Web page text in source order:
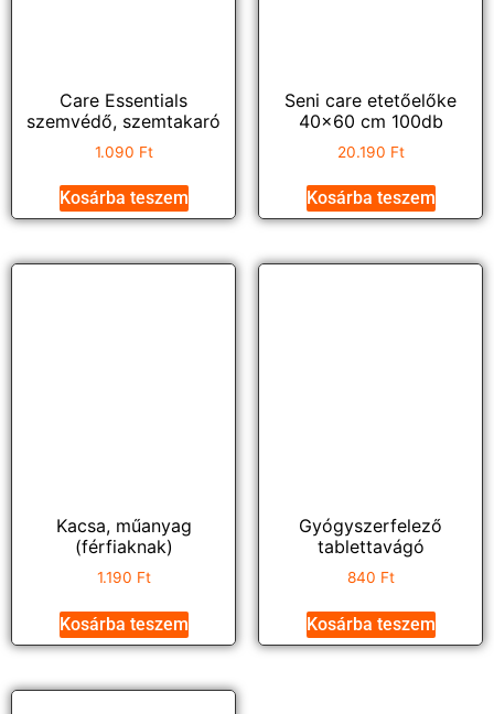
Care Essentials
szemvédő, szemtakaró
1.090 Ft
Kosárba teszem
Seni care etetőelőke
40×60 cm 100db
20.190 Ft
Kosárba teszem
Kacsa, műanyag
(férfiaknak)
1.190 Ft
Kosárba teszem
Gyógyszerfelező
tablettavágó
840 Ft
Kosárba teszem